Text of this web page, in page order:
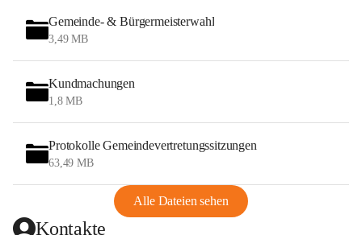
Gemeinde- & Bürgermeisterwahl
3,49 MB
Kundmachungen
1,8 MB
Protokolle Gemeindevertretungssitzungen
63,49 MB
Alle Dateien sehen
Kontakte